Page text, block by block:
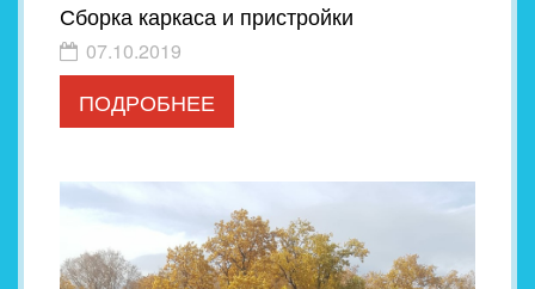
Сборка каркаса и пристройки
07.10.2019
ПОДРОБНЕЕ